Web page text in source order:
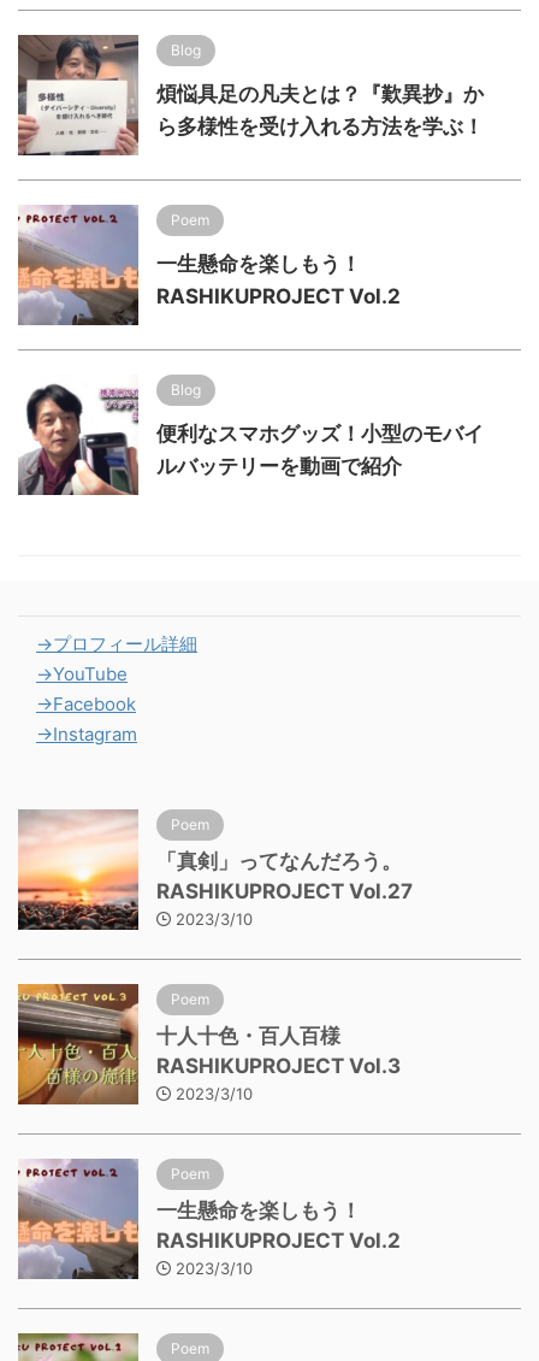
Blog
煩悩具足の凡夫とは？『歎異抄』か
ら多様性を受け入れる方法を学ぶ！
Poem
一生懸命を楽しもう！
RASHIKUPROJECT Vol.2
Blog
便利なスマホグッズ！小型のモバイ
ルバッテリーを動画で紹介
→プロフィール詳細
→YouTube
→Facebook
→Instagram
Poem
「真剣」ってなんだろう。
RASHIKUPROJECT Vol.27
2023/3/10
Poem
十人十色・百人百様
RASHIKUPROJECT Vol.3
2023/3/10
Poem
一生懸命を楽しもう！
RASHIKUPROJECT Vol.2
2023/3/10
Poem